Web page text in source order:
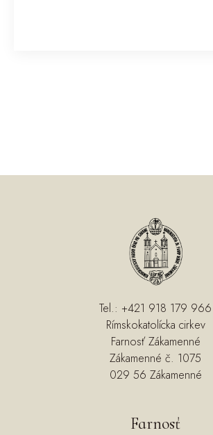
Tel.: +421 918 179 966
Rímskokatolícka cirkev
Farnosť Zákamenné
Zákamenné č. 1075
029 56 Zákamenné
Farnosť